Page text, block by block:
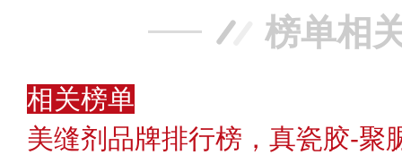
榜单相
相关榜单
美缝剂品牌排行榜，真瓷胶-聚